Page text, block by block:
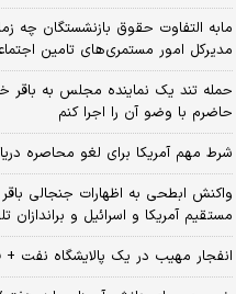
مابه التفاوت حقوق بازنشستگان چه
مدیرکل امور مستمری‌های تامین
حمله تند یک نماینده مجلس به
حاضرم با وضو آن را اجرا کنم
شرط مهم آمریکا برای لغو محاصره
واکنش ابطحی به اظهارات جنجالی
مستقیم آمریکا و اسرائیل و
انفجار مهیب در یک پالایشگاه نفت +